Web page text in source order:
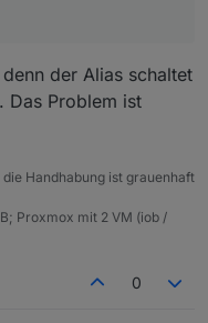
incl in der influx
der Alias schaltet
Das Problem ist
Handhabung ist grauenhaft
Proxmox mit 2 VM (iob /
0